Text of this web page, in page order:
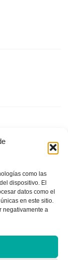
como las
dispositivo. El
datos como el
en este sitio.
negativamente a